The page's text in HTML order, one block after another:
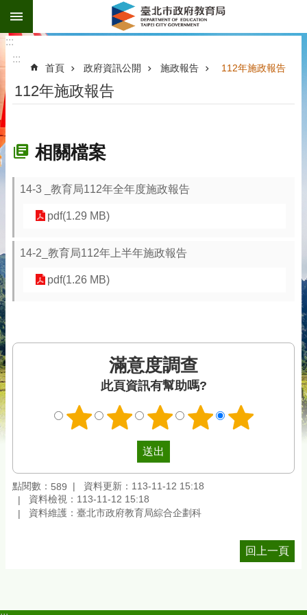
跳到主要內容區塊
:::
:::
首頁 政府資訊公開 施政報告 112年施政報告
112年施政報告
相關檔案
14-3 _教育局112年全年度施政報告
pdf(1.29 MB)
14-2_教育局112年上半年施政報告
pdf(1.26 MB)
滿意度調查
此頁資訊有幫助嗎?
點閱數： 589
資料更新：113-11-12 15:18
資料檢視：113-11-12 15:18
資料維護：臺北市政府教育局綜合企劃科
回上一頁